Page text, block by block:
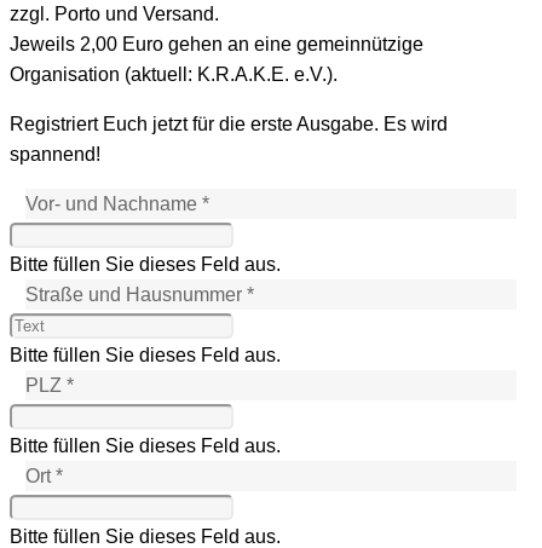
zzgl. Porto und Versand.
Jeweils 2,00 Euro gehen an eine gemeinnützige
Organisation (aktuell: K.R.A.K.E. e.V.).
Registriert Euch jetzt für die erste Ausgabe. Es wird
spannend!
Vor- und Nachname *
Bitte füllen Sie dieses Feld aus.
Straße und Hausnummer *
Bitte füllen Sie dieses Feld aus.
PLZ *
Bitte füllen Sie dieses Feld aus.
Ort *
Bitte füllen Sie dieses Feld aus.